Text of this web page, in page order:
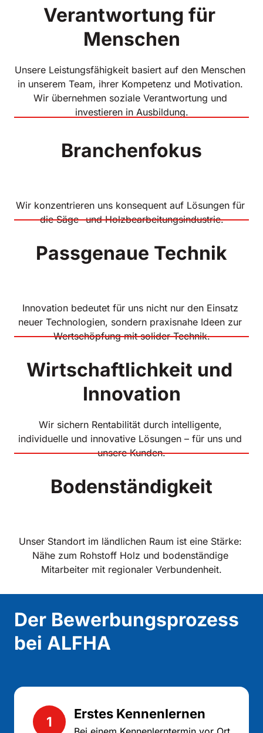
Verantwortung für
Menschen
Unsere Leistungsfähigkeit basiert auf den Menschen
in unserem Team, ihrer Kompetenz und Motivation.
Wir übernehmen soziale Verantwortung und
investieren in Ausbildung.
Wir konzentrieren uns konsequent auf Lösungen für
die Säge- und Holzbearbeitungsindustrie.
Innovation bedeutet für uns nicht nur den Einsatz
neuer Technologien, sondern praxisnahe Ideen zur
Wertschöpfung mit solider Technik.
Wirtschaftlichkeit und
Innovation
Wir sichern Rentabilität durch intelligente,
individuelle und innovative Lösungen – für uns und
unsere Kunden.
Bodenständigkeit
Unser Standort im ländlichen Raum ist eine Stärke:
Nähe zum Rohstoff Holz und bodenständige
Mitarbeiter mit regionaler Verbundenheit.
Der Bewerbungsprozess
bei ALFHA
1 Erstes Kennenlernen